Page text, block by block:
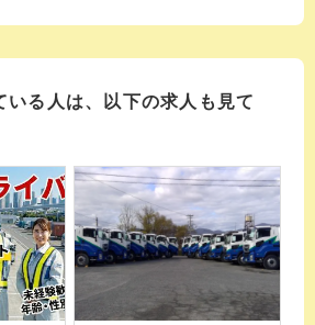
いる人は、以下の求人も見て